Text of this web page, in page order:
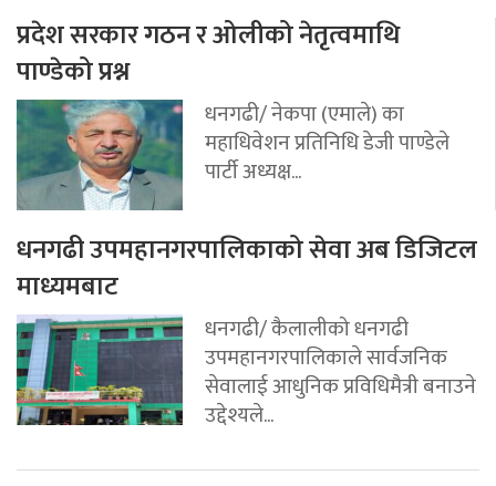
प्रदेश सरकार गठन र ओलीको नेतृत्वमाथि
पाण्डेको प्रश्न
धनगढी/ नेकपा (एमाले) का
महाधिवेशन प्रतिनिधि डेजी पाण्डेले
पार्टी अध्यक्ष...
धनगढी उपमहानगरपालिकाको सेवा अब डिजिटल
माध्यमबाट
धनगढी/ कैलालीको धनगढी
उपमहानगरपालिकाले सार्वजनिक
सेवालाई आधुनिक प्रविधिमैत्री बनाउने
उद्देश्यले...